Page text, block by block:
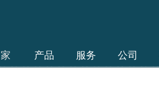
家 产品 服务 公司